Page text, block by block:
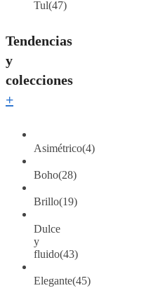
Tul(47)
Tendencias
y
colecciones
+
Asimétrico(4)
Boho(28)
Brillo(19)
Dulce
y
fluido(43)
Elegante(45)